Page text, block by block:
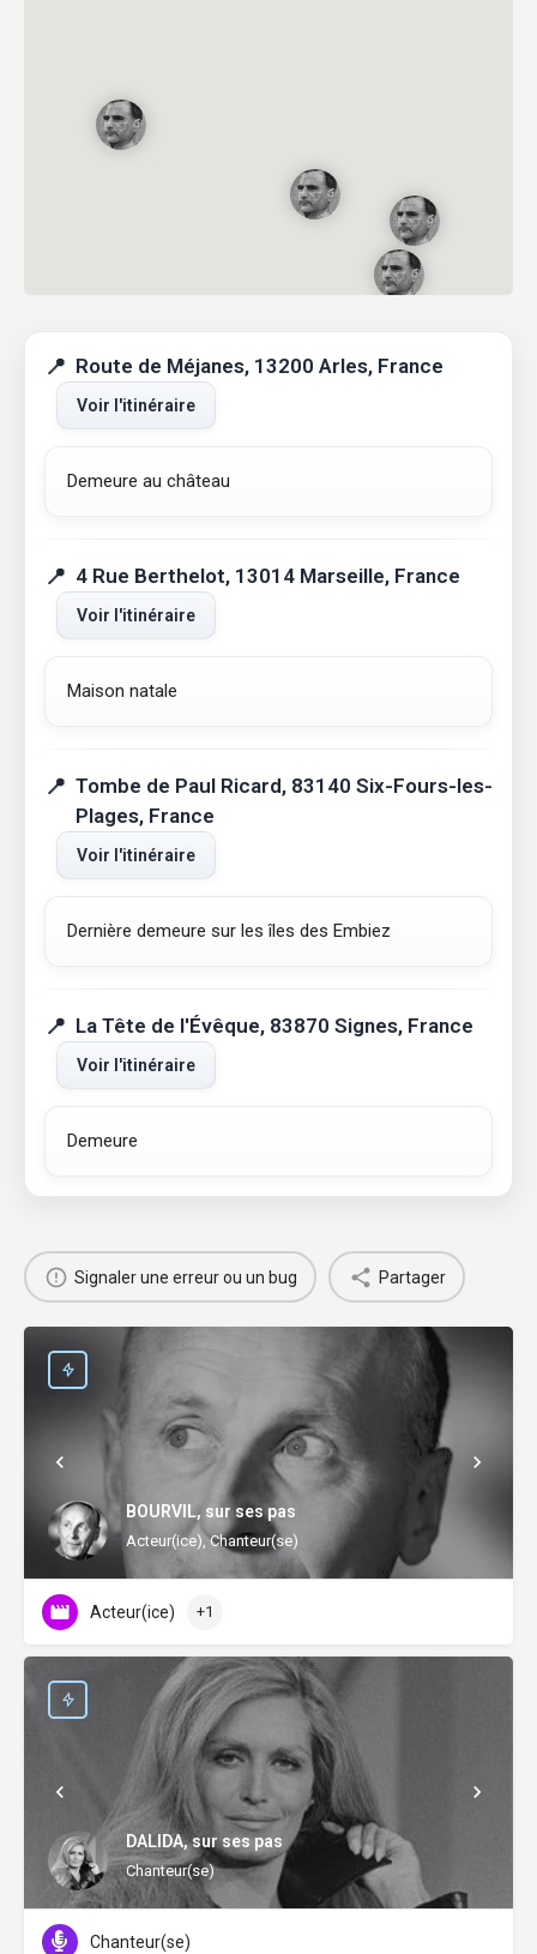
Route de Méjanes, 13200 Arles, France
Voir l'itinéraire
Demeure au château
4 Rue Berthelot, 13014 Marseille, France
Voir l'itinéraire
Maison natale
Tombe de Paul Ricard, 83140 Six-Fours-les-
Plages, France
Voir l'itinéraire
Dernière demeure sur les îles des Embiez
La Tête de l'Évêque, 83870 Signes, France
Voir l'itinéraire
Demeure
Signaler une erreur ou un bug Partager
BOURVIL, sur ses pas
Acteur(ice), Chanteur(se)
Acteur(ice) +1
DALIDA, sur ses pas
Chanteur(se)
Chanteur(se)